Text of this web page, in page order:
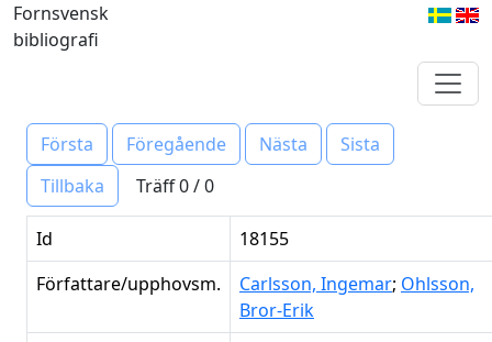
Fornsvensk
bibliografi
Första Föregående Nästa
Sista
Tillbaka
Träff 0 / 0
Id
18155
Författare/upphovsm.
Carlsson, Ingemar; Ohlsson,
Bror-Erik